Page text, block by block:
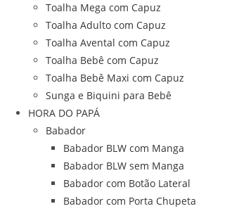
Toalha Mega com Capuz
Toalha Adulto com Capuz
Toalha Avental com Capuz
Toalha Bebê com Capuz
Toalha Bebê Maxi com Capuz
Sunga e Biquini para Bebê
HORA DO PAPÁ
Babador
Babador BLW com Manga
Babador BLW sem Manga
Babador com Botão Lateral
Babador com Porta Chupeta